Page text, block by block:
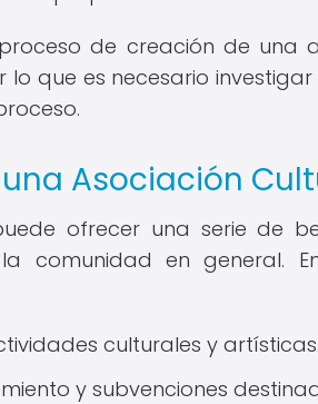
de creación de una
que es necesario
Asociación
ofrecer una serie de
comunidad en general.
culturales y artísticas.
y subvenciones